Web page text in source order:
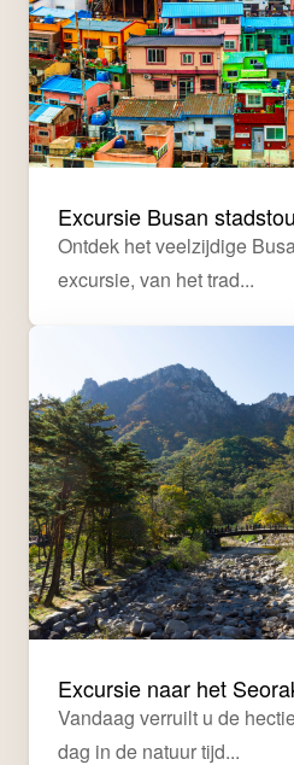
Excursie Busan
Ontdek het veelzijdige
excursie, van het trad...
Excursie naar het
Vandaag verruilt u de
dag in de natuur tijd...